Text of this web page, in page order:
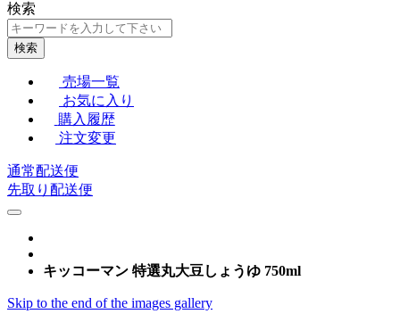
検索
検索
売場一覧
お気に入り
購入履歴
注文変更
通常配送便
先取り配送便
キッコーマン 特選丸大豆しょうゆ 750ml
Skip to the end of the images gallery